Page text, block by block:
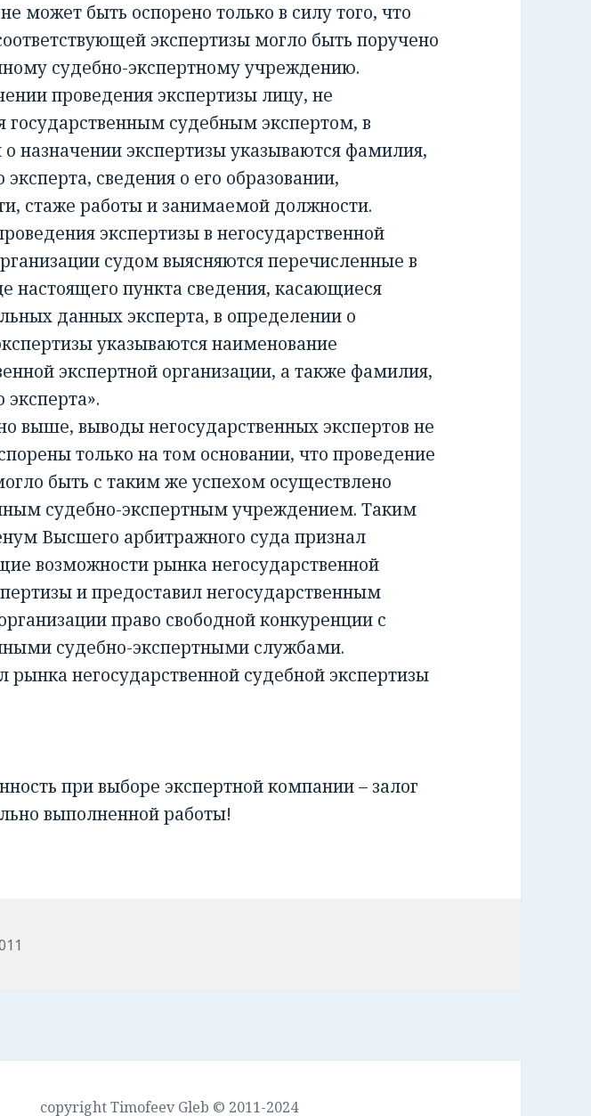
может быть оспорено только в силу того, что
экспертизы могло быть поручено
судебно-экспертному учреждению.
проведения экспертизы лицу, не
государственным судебным экспертом, в
назначении экспертизы указываются фамилия,
эксперта, сведения о его образовании,
стаже работы и занимаемой должности.
экспертизы в негосударственной
судом выясняются перечисленные в
настоящего пункта сведения, касающиеся
данных эксперта, в определении о
указываются наименование
экспертной организации, а также фамилия,
эксперта».
выше, выводы негосударственных экспертов не
только на том основании, что проведение
быть с таким же успехом осуществлено
судебно-экспертным учреждением. Таким
Высшего арбитражного суда признал
возможности рынка негосударственной
и предоставил негосударственным
право свободной конкуренции с
судебно-экспертными службами.
рынка негосударственной судебной экспертизы
при выборе экспертной компании – залог
выполненной работы!
copyright Timofeev Gleb © 2011-2024